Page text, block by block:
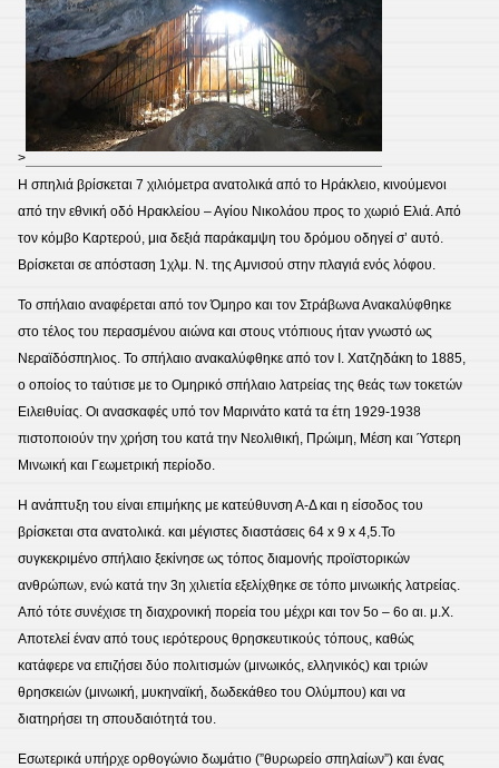
>
Η σπηλιά βρίσκεται 7 χιλιόμετρα ανατολικά από το Ηράκλειο, κινούμενοι
από την εθνική οδό Ηρακλείου – Αγίου Νικολάου προς το χωριό Ελιά. Από
τον κόμβο Καρτερού, μια δεξιά παράκαμψη του δρόμου οδηγεί σ’ αυτό.
Βρίσκεται σε απόσταση 1χλμ. Ν. της Αμνισού στην πλαγιά ενός λόφου.
Το σπήλαιο αναφέρεται από τον Όμηρο και τον Στράβωνα Ανακαλύφθηκε
στο τέλος του περασμένου αιώνα και στους ντόπιους ήταν γνωστό ως
Νεραϊδόσπηλιος. Το σπήλαιο ανακαλύφθηκε από τον Ι. Χατζηδάκη to 1885,
ο οποίος το ταύτισε με το Ομηρικό σπήλαιο λατρείας της θεάς των τοκετών
Ειλειθυίας. Οι ανασκαφές υπό τον Μαρινάτο κατά τα έτη 1929-1938
πιστοποιούν την χρήση του κατά την Νεολιθική, Πρώιμη, Μέση και Ύστερη
Μινωική και Γεωμετρική περίοδο.
Η ανάπτυξη του είναι επιμήκης με κατεύθυνση Α-Δ και η είσοδος του
βρίσκεται στα ανατολικά. και μέγιστες διαστάσεις 64 x 9 x 4,5.Το
συγκεκριμένο σπήλαιο ξεκίνησε ως τόπος διαμονής προϊστορικών
ανθρώπων, ενώ κατά την 3η χιλιετία εξελίχθηκε σε τόπο μινωικής λατρείας.
Από τότε συνέχισε τη διαχρονική πορεία του μέχρι και τον 5ο – 6ο αι. μ.Χ.
Αποτελεί έναν από τους ιερότερους θρησκευτικούς τόπους, καθώς
κατάφερε να επιζήσει δύο πολιτισμών (μινωικός, ελληνικός) και τριών
θρησκειών (μινωική, μυκηναϊκή, δωδεκάθεο του Ολύμπου) και να
διατηρήσει τη σπουδαιότητά του.
Eσωτερικά υπήρχε ορθογώνιο δωμάτιο (”θυρωρείο σπηλαίων”) και ένας